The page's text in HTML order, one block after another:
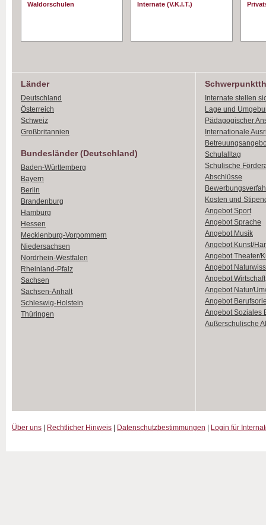
Waldorschulen
Internate (V.K.I.T.)
Länder
Deutschland
Österreich
Schweiz
Großbritannien
Bundesländer (Deutschland)
Baden-Württemberg
Bayern
Berlin
Brandenburg
Hamburg
Hessen
Mecklenburg-Vorpommern
Niedersachsen
Nordrhein-Westfalen
Rheinland-Pfalz
Sachsen
Sachsen-Anhalt
Schleswig-Holstein
Thüringen
Internate stellen
Lage und
Pädagogischer
Internationale
Schulalltag
Schulische
Abschlüsse
Kosten und
Angebot Sport
Angebot Sprache
Angebot Musik
Angebot Kunst/
Angebot Theater/
Angebot
Angebot Wirtschaft
Angebot Natur/
Angebot
Angebot Soziales
Außerschulische
Über uns Rechtlicher Hinweis Datenschutzbestimmungen Login für